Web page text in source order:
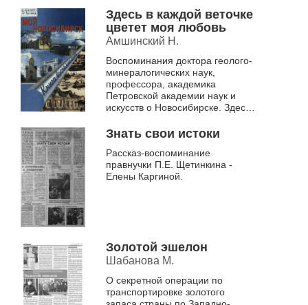
Ефимовича Щетинкина.
Здесь в каждой веточке
цветет моя любовь
Амшинский Н.
Воспоминания доктора геолого-
минералогических наук,
профессора, академика
Петровской академии наук и
искусств о Новосибирске. Здесь
1927 года, которое произвело на
Знать свои истоки
Рассказ-воспоминание
правнучки П.Е. Щетинкина -
Елены Каргиной.
Золотой эшелон
Шабанова М.
О секретной операции по
транспортировке золотого